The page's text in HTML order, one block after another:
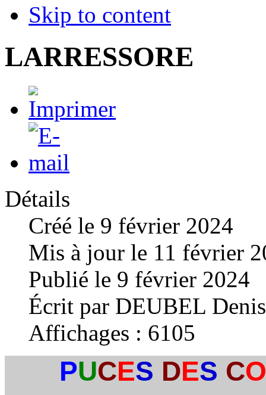
Skip to content
LARRESSORE
Détails
Créé le 9 février 2024
Mis à jour le 11 février
Publié le 9 février 2024
Écrit par DEUBEL Denis
Affichages : 6105
PUCES DES CO